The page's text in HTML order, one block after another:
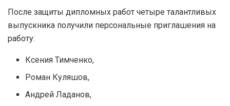
После защиты дипломных работ четыре талантливых
выпускника получили персональные приглашения на
работу:
Ксения Тимченко,
Роман Куляшов,
Андрей Ладанов,